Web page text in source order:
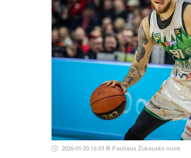
2026-01-20 16:03 © Pauliaus Žukausko nuotr.